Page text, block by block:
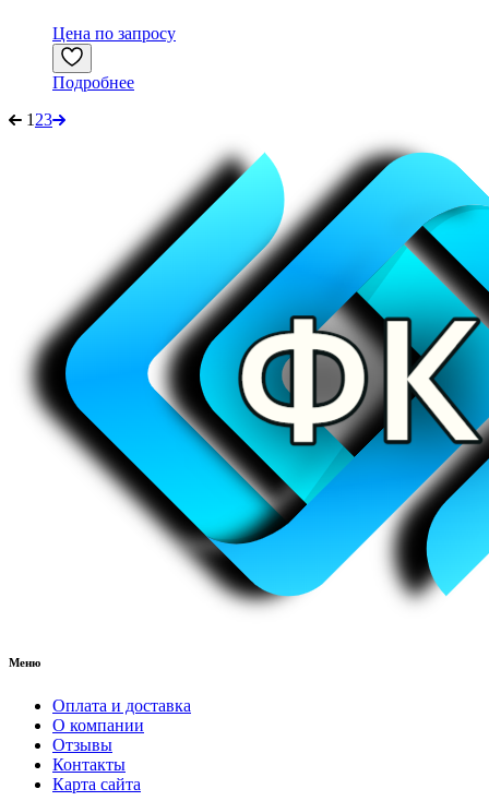
Цена по запросу
Подробнее
1 23
Меню
Оплата и доставка
О компании
Отзывы
Контакты
Карта сайта